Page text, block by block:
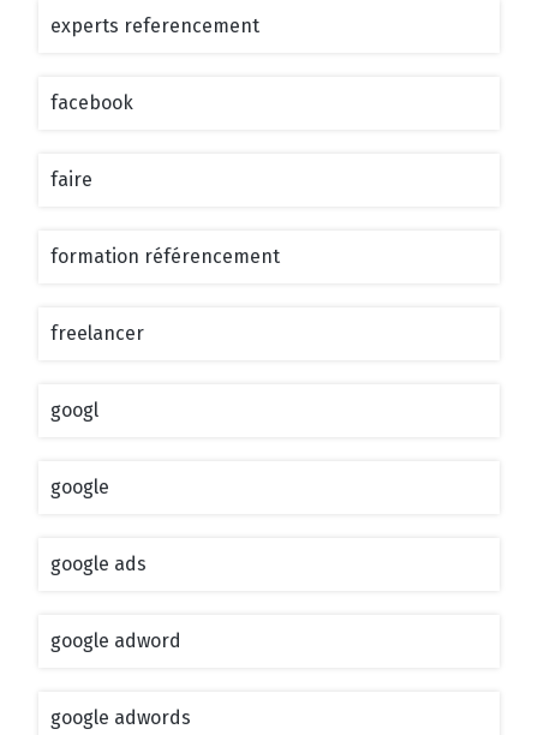
experts referencement
facebook
faire
formation référencement
freelancer
googl
google
google ads
google adword
google adwords